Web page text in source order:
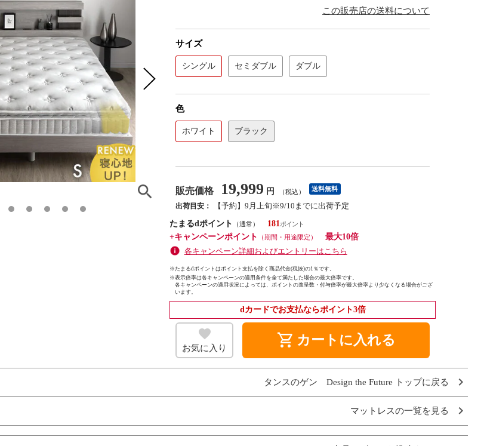
この販売店の送料について
サイズ
シングル セミダブル ダブル
色
ホワイト ブラック
販売価格 19,999 円 （税込） 送料無料
出荷目安：
【予約】9月上旬※9/10までに出荷予定
たまるdポイント
（通常）
181
+キャンペーンポイント
（期間・用途限定）
最大10倍
各キャンペーン詳細およびエントリーはこちら
※たまるdポイントはポイント支払を除く商品代金(税抜)の1％です。
※表示倍率は各キャンペーンの適用条件を全て満たした場合の最大倍率です。
各キャンペーンの適用状況によっては、ポイントの進呈数・付与倍率が最大倍率より少なくなる場合がござ
います。
dカードでお支払ならポイント3倍
お気に入り shopping_cart カートに入れる
タンスのゲン Design the Future トップに戻る
マットレスの一覧を見る